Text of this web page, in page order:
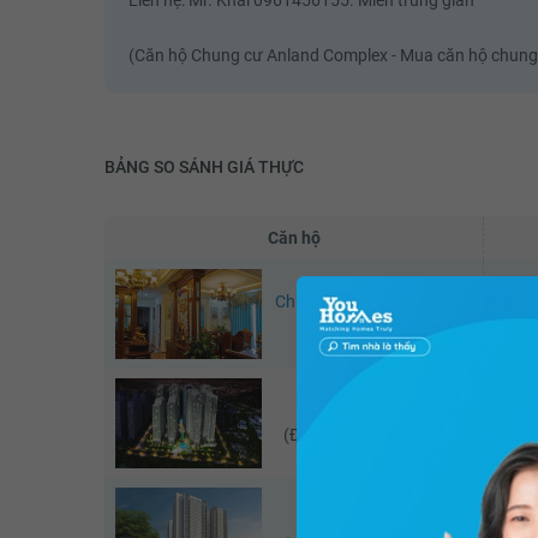
(Căn hộ Chung cư Anland Complex - Mua căn hộ
BẢNG SO SÁNH GIÁ THỰC
Căn hộ
Chung cư Anland Complex
(Căn đang xem)
(Đã giao dịch - 07/2026)